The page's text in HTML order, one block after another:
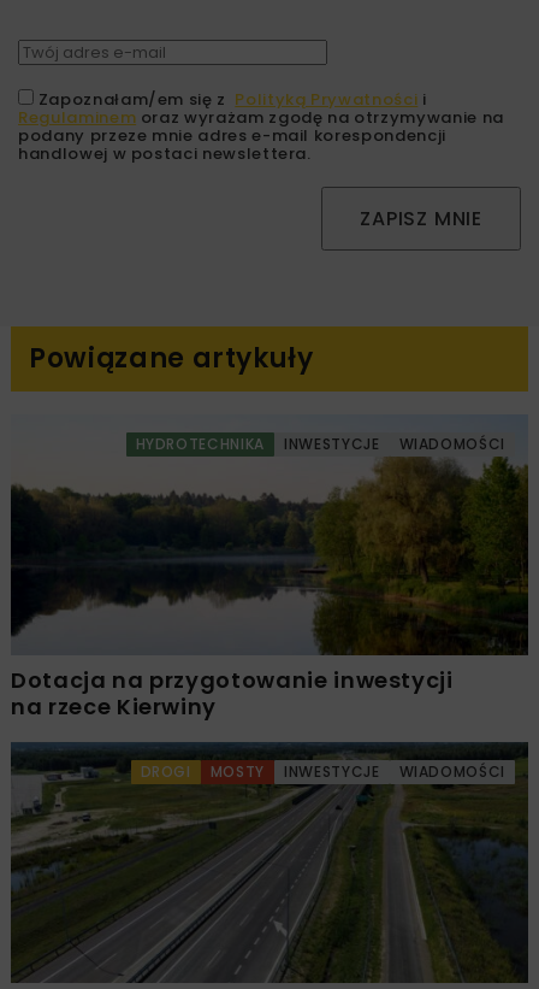
Zapoznałam/em się z Polityką Prywatności i
Regulaminem oraz wyrażam zgodę na otrzymywanie na
podany przeze mnie adres e-mail korespondencji
handlowej w postaci newslettera.
ZAPISZ MNIE
Powiązane artykuły
HYDROTECHNIKA INWESTYCJE WIADOMOŚCI
Dotacja na przygotowanie inwestycji
na rzece Kierwiny
DROGI MOSTY INWESTYCJE WIADOMOŚCI